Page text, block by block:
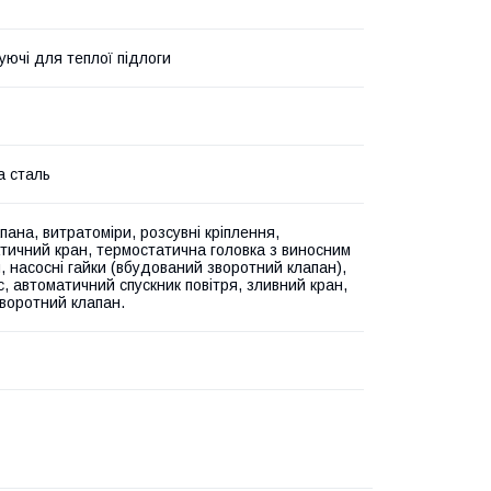
для теплої підлоги
сталь
витратоміри, розсувні кріплення,
кран, термостатична головка з виносним
насосні гайки (вбудований зворотний клапан),
автоматичний спускник повітря, зливний кран,
клапан.